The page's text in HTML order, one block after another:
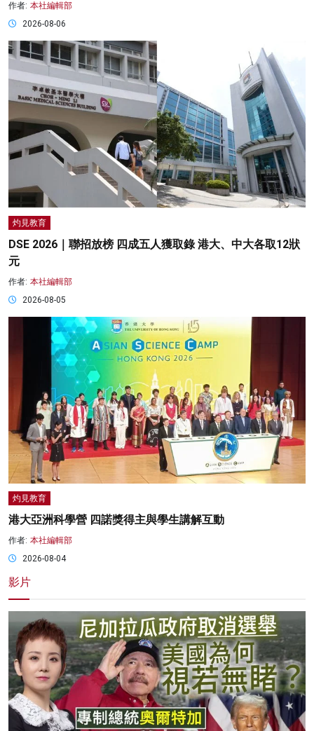
作者: 本社編輯部
2026-08-06
灼見教育
DSE 2026｜聯招放榜 四成五人獲取錄 港大、中大各取12狀
元
作者: 本社編輯部
2026-08-05
灼見教育
港大亞洲科學營 四諾獎得主與學生講解互動
作者: 本社編輯部
2026-08-04
影片